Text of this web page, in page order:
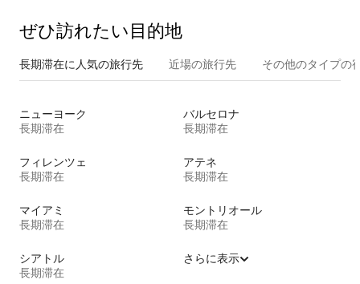
ぜひ訪⁠れ⁠た⁠い目⁠的⁠地
長期滞在に人気の旅行先 近場の旅行先 その他のタ⁠イ⁠プ⁠の
ニューヨーク
長期滞在
バルセロナ
長期滞在
フィレンツェ
長期滞在
アテネ
長期滞在
マイアミ
長期滞在
モントリオール
長期滞在
シアトル
長期滞在
さらに表示